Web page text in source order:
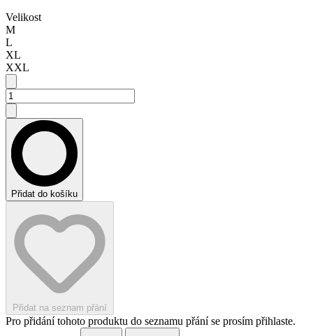
Velikost
M
L
XL
XXL
Přidat do košíku
Přidat na seznam přání
Pro přidání tohoto produktu do seznamu přání se prosím přihlaste.